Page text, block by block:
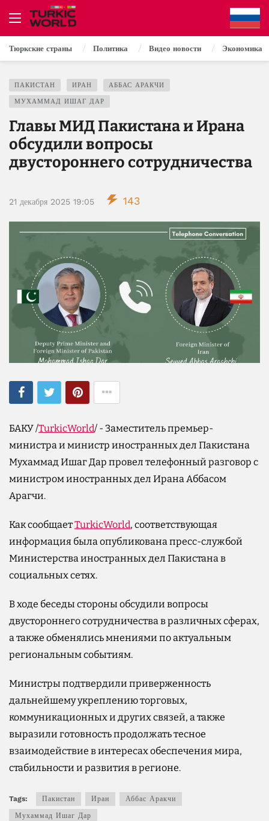
Тюркские страны Политика Видео новости Экономика
ПАКИСТАН ИРАН АББАС АРАКЧИ
МУХАММАД ИШАГ ДАР
Главы МИД Пакистана и Ирана
обсудили вопросы
двустороннего сотрудничества
21 декабря 2025 19:05 143
БАКУ /TurkicWorld/ - Заместитель премьер-
министра и министр иностранных дел Пакистана
Мухаммад Ишаг Дар провел телефонный разговор с
министром иностранных дел Ирана Аббасом
Арагчи.
Как сообщаетTurkicWorld, соответствующая
информация была опубликована пресс-службой
Министерства иностранных дел Пакистана в
социальных сетях.
В ходе беседы стороны обсудили вопросы
двустороннего сотрудничества в различных сферах,
а также обменялись мнениями по актуальным
региональным событиям.
Министры подтвердили приверженность
дальнейшему укреплению торговых,
коммуникационных и других связей, а также
выразили готовность продолжать тесное
взаимодействие в интересах обеспечения мира,
стабильности и развития в регионе.
Tags: Пакистан Иран
Аббас Аракчи
Мухаммад Ишаг Дар